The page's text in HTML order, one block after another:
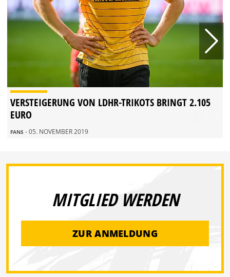
VERSTEIGERUNG VON LDHR-TRIKOTS BRINGT 2.105
EURO
FANS - 05. NOVEMBER 2019
MITGLIED WERDEN
ZUR ANMELDUNG